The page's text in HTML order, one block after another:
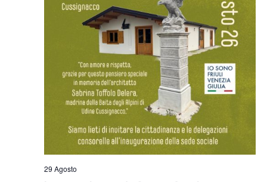
29 Agosto